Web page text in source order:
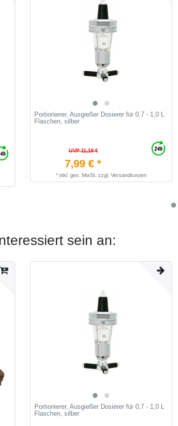
Portionierer, Ausgießer Dosierer für 0,7 - 1,0 L
Flaschen, silber
UVP 11,19 €
7,99 € *
* inkl. ges. MwSt. zzgl. Versandkosten
sein an:
Portionierer, Ausgießer Dosierer für 0,7 - 1,0 L
Flaschen, silber